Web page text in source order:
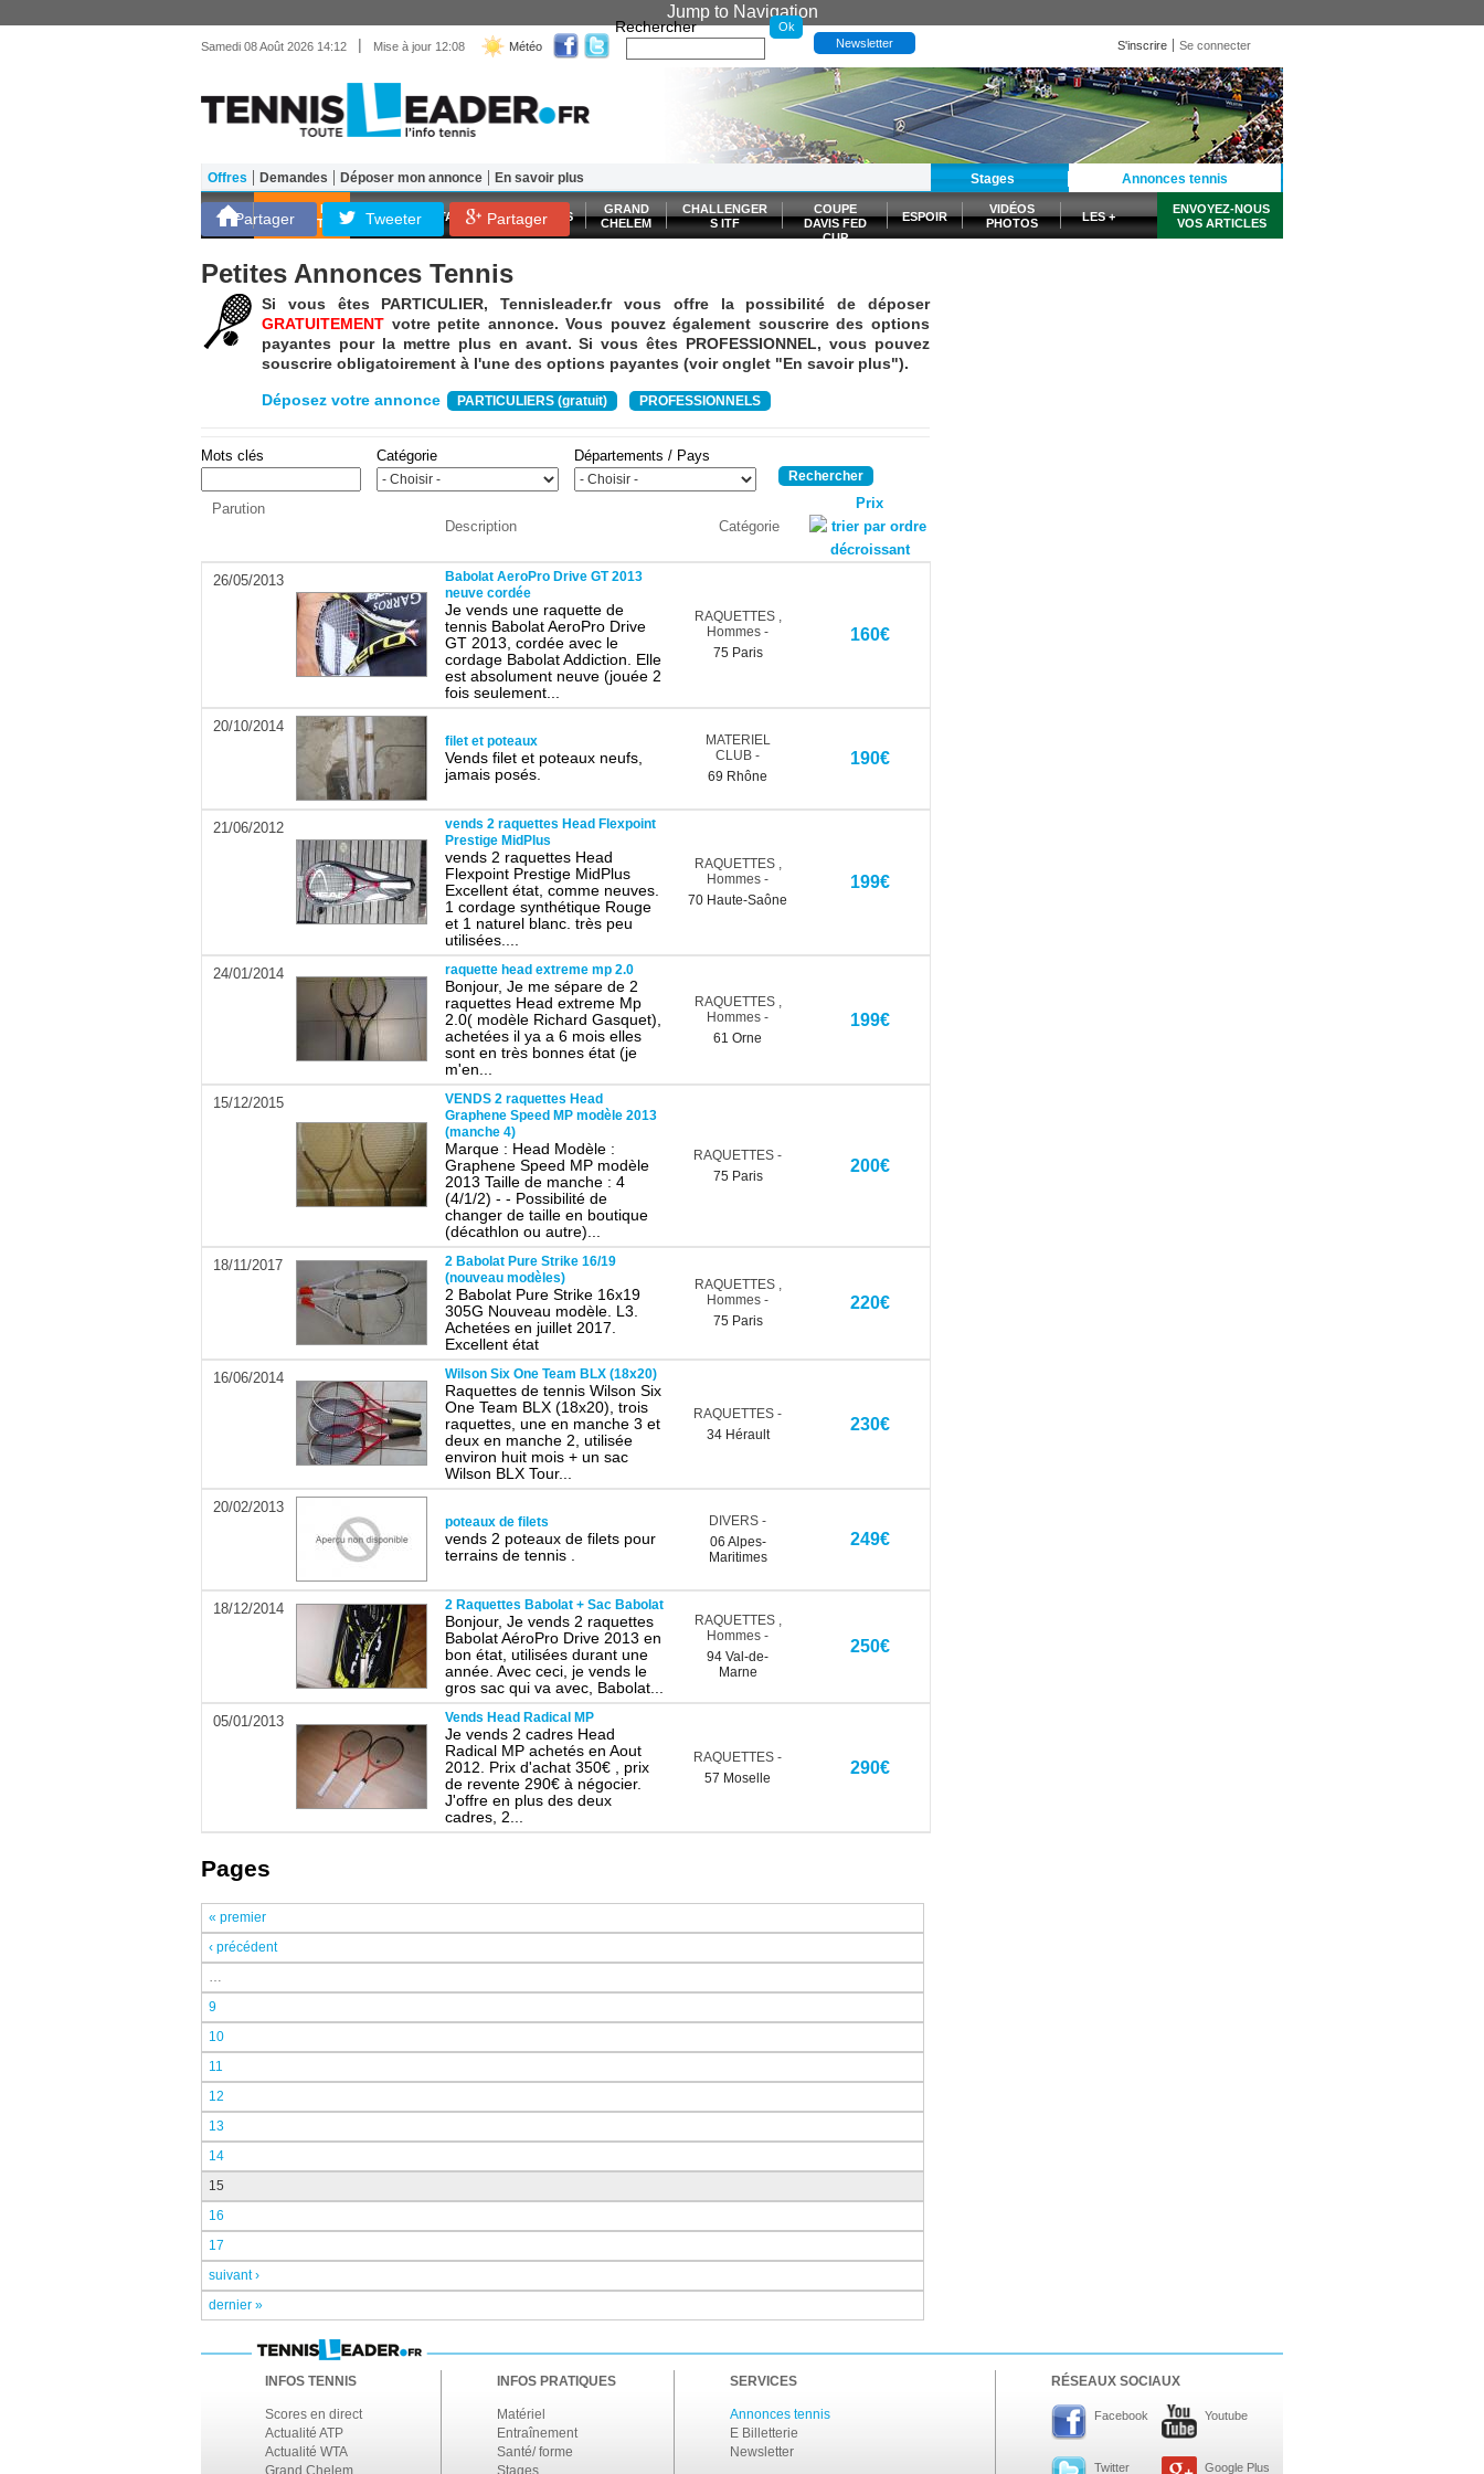
Jump to Navigation
Samedi 08 Août 2026 14:12 | Mise à jour 12:08 Météo
Rechercher
Newsletter S'inscrire Se connecter
Matériel Entraînement Stages Annonces tennis
SCORES EN
DIRECT
ATP WTA LES FRANÇAIS
GRAND
CHELEM
CHALLENGER
S ITF
COUPE
DAVIS FED
CUP
ESPOIR
VIDÉOS
PHOTOS
LES +
ENVOYEZ-NOUS
VOS ARTICLES
Offres Demandes Déposer mon annonce En savoir plus
Partager Tweeter Partager
Petites Annonces Tennis
Si vous êtes PARTICULIER, Tennisleader.fr vous offre la possibilité de déposer
GRATUITEMENT votre petite annonce. Vous pouvez également souscrire des options
payantes pour la mettre plus en avant. Si vous êtes PROFESSIONNEL, vous pouvez
souscrire obligatoirement à l'une des options payantes (voir onglet "En savoir plus").
Déposez votre annonce PARTICULIERS (gratuit) PROFESSIONNELS
Mots clés Catégorie Départements / Pays
Parution
Description
Catégorie
Prix
26/05/2013
Babolat AeroPro Drive GT 2013
neuve cordée
Je vends une raquette de
tennis Babolat AeroPro Drive
GT 2013, cordée avec le
cordage Babolat Addiction. Elle
est absolument neuve (jouée 2
fois seulement...
RAQUETTES,
Hommes -
75 Paris
160€
20/10/2014
filet et poteaux
Vends filet et poteaux neufs,
jamais posés.
MATERIEL
CLUB -
69 Rhône
190€
21/06/2012
vends 2 raquettes Head Flexpoint
Prestige MidPlus
vends 2 raquettes Head
Flexpoint Prestige MidPlus
Excellent état, comme neuves.
1 cordage synthétique Rouge
et 1 naturel blanc. très peu
utilisées....
RAQUETTES,
Hommes -
70 Haute-Saône
199€
24/01/2014 raquette head extreme mp 2.0
Bonjour, Je me sépare de 2
raquettes Head extreme Mp
2.0( modèle Richard Gasquet),
achetées il ya a 6 mois elles
sont en très bonnes état (je
m'en...
RAQUETTES,
Hommes -
61 Orne
199€
15/12/2015
VENDS 2 raquettes Head
Graphene Speed MP modèle 2013
(manche 4)
Marque : Head Modèle :
Graphene Speed MP modèle
2013 Taille de manche : 4
(4/1/2) - - Possibilité de
changer de taille en boutique
(décathlon ou autre)...
RAQUETTES -
75 Paris
200€
18/11/2017
2 Babolat Pure Strike 16/19
(nouveau modèles)
2 Babolat Pure Strike 16x19
305G Nouveau modèle. L3.
Achetées en juillet 2017.
Excellent état
RAQUETTES,
Hommes -
75 Paris
220€
16/06/2014 Wilson Six One Team BLX (18x20)
Raquettes de tennis Wilson Six
One Team BLX (18x20), trois
raquettes, une en manche 3 et
deux en manche 2, utilisée
environ huit mois + un sac
Wilson BLX Tour...
RAQUETTES -
34 Hérault
230€
20/02/2013
poteaux de filets
vends 2 poteaux de filets pour
terrains de tennis .
DIVERS -
06 Alpes-
Maritimes
249€
18/12/2014 2 Raquettes Babolat + Sac Babolat
Bonjour, Je vends 2 raquettes
Babolat AéroPro Drive 2013 en
bon état, utilisées durant une
année. Avec ceci, je vends le
gros sac qui va avec, Babolat...
RAQUETTES,
Hommes -
94 Val-de-
Marne
250€
05/01/2013 Vends Head Radical MP
Je vends 2 cadres Head
Radical MP achetés en Aout
2012. Prix d'achat 350€ , prix
de revente 290€ à négocier.
J'offre en plus des deux
cadres, 2...
RAQUETTES -
57 Moselle
290€
Pages
« premier
‹ précédent
9
10
11
12
13
14
15
16
17
suivant ›
dernier »
INFOS TENNIS
Scores en direct
Actualité ATP
Actualité WTA
INFOS PRATIQUES
Matériel
Entraînement
Santé/ forme
SERVICES
Annonces tennis
E Billetterie
Newsletter
RÉSEAUX SOCIAUX
Facebook Youtube
Twitter Google Plus